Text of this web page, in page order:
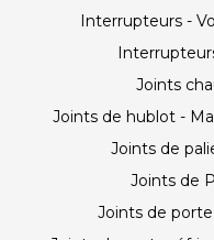
Interrupteurs -
Joints
Joints de hublot -
Joints de
Joints de
Joints de porte